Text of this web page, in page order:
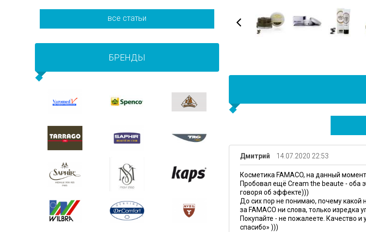
Дмитрий 14.07.2020 22:53
Косметика FAMACO, на данный
Пробовал ещё Cream the beaute - оба
говоря об эффекте)))
До сих пор не понимаю, почему какой
за FAMACO ни слова, только изредка
Покупайте - не пожалеете. Качество
спасибо» )))
все статьи
БРЕНДЫ